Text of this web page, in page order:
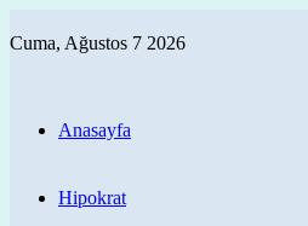
Cuma, Ağustos 7 2026
Anasayfa
Hipokrat